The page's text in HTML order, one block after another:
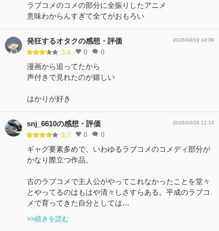
ラブコメのコメの部分に全振りしたアニメ
意味わからんすぎて全てがおもろい
発狂するオタクの感想・評価
3.4 0 0
2026/04/19 14:39
漫画から追ってたから
声付きで見れたのが嬉しい
はかりが好き
snj_6610の感想・評価
3.7 0 0
2026/04/18 12:14
ギャグ要素多めで、いわゆるラブコメのコメディ部分が
かなり際立つ作品。
古のラブコメで主人公がやってこれなかったことを堂々
とやってるのはもはや清々しさすらある。平成のラブコ
メで育ってきた自分としては…
>>続きを読む